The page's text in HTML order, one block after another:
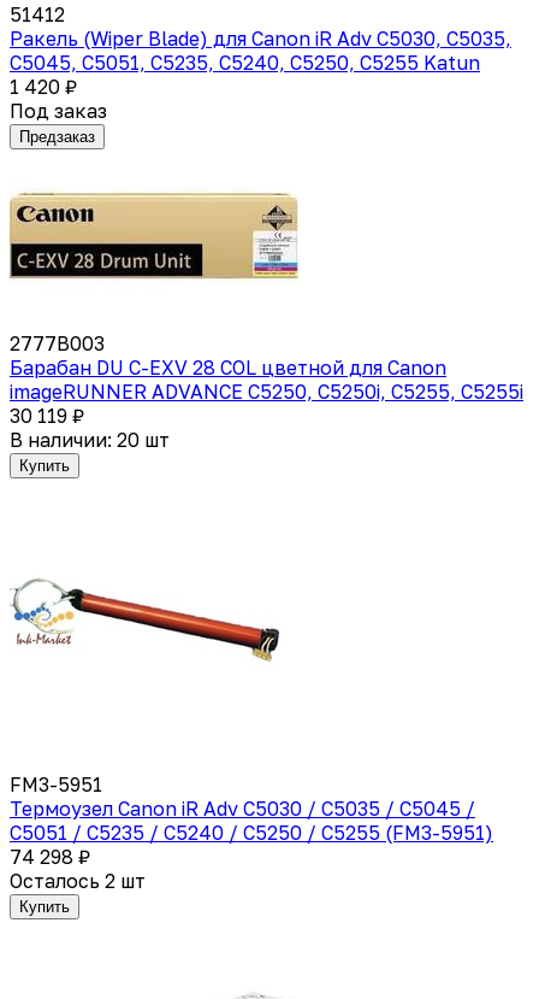
51412
Ракель (Wiper Blade) для Canon iR Adv C5030, C5035,
C5045, C5051, C5235, C5240, C5250, C5255 Katun
1 420 ₽
Под заказ
Предзаказ
2777B003
Барабан DU C-EXV 28 COL цветной для Canon
imageRUNNER ADVANCE C5250, C5250i, C5255, C5255i
30 119 ₽
В наличии: 20 шт
Купить
FM3-5951
Термоузел Canon iR Adv C5030 / C5035 / C5045 /
C5051 / C5235 / C5240 / C5250 / C5255 (FM3-5951)
74 298 ₽
Осталось 2 шт
Купить